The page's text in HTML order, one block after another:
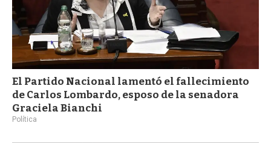
El Partido Nacional lamentó el fallecimiento
de Carlos Lombardo, esposo de la senadora
Graciela Bianchi
Política